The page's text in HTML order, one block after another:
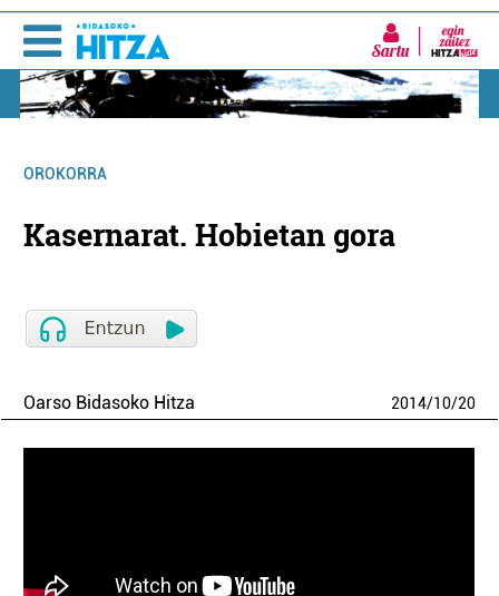
Sartu
OROKORRA
Kasernarat. Hobietan gora
Oarso Bidasoko Hitza 2014/10/20